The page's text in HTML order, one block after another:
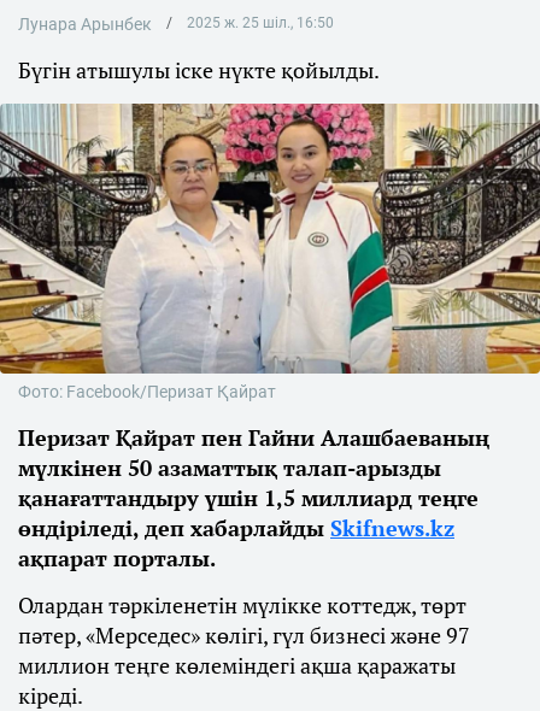
Лунара Арынбек 2025 ж. 25 шіл., 16:50
Бүгін атышулы іске нүкте қойылды.
Фото: Facebook/Перизат Қайрат
Перизат Қайрат пен Гайни Алашбаеваның
мүлкінен 50 азаматтық талап-арызды
қанағаттандыру үшін 1,5 миллиард теңге
өндіріледі, деп хабарлайды Skifnews.kz
ақпарат порталы.
Олардан тәркіленетін мүлікке коттедж, төрт
пәтер, «Мерседес» көлігі, гүл бизнесі және 97
миллион теңге көлеміндегі ақша қаражаты
кіреді.